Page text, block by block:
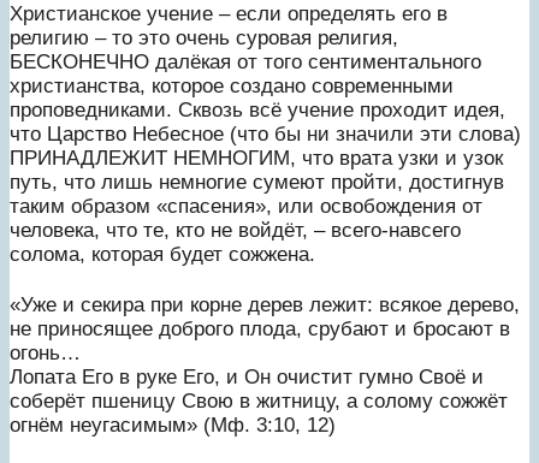
Христианское учение – если определять его в
религию – то это очень суровая религия,
БЕСКОНЕЧНО далёкая от того сентиментального
христианства, которое создано современными
проповедниками. Сквозь всё учение проходит идея,
что Царство Небесное (что бы ни значили эти слова)
ПРИНАДЛЕЖИТ НЕМНОГИМ, что врата узки и узок
путь, что лишь немногие сумеют пройти, достигнув
таким образом «спасения», или освобождения от
человека, что те, кто не войдёт, – всего-навсего
солома, которая будет сожжена.
«Уже и секира при корне дерев лежит: всякое дерево,
не приносящее доброго плода, срубают и бросают в
огонь…
Лопата Его в руке Его, и Он очистит гумно Своё и
соберёт пшеницу Свою в житницу, а солому сожжёт
огнём неугасимым» (Мф. 3:10, 12)